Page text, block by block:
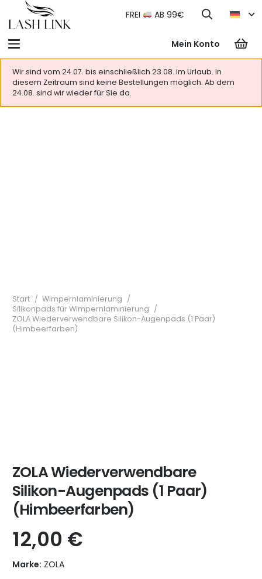
FREI AB 99€
Mein Konto
Wir sind vom 24.07. bis einschließlich 23.08. im Urlaub. In
diesem Zeitraum sind keine Bestellungen möglich. Ab dem
24.08. sind wir wieder für Sie da.
Start / Wimpernlaminierung /
Silikonpads für Wimpernlaminierung /
ZOLA Wiederverwendbare Silikon-Augenpads (1 Paar)
(Himbeerfarben)
ZOLA Wiederverwendbare
Silikon-Augenpads (1 Paar)
(Himbeerfarben)
12,00 €
Marke: ZOLA